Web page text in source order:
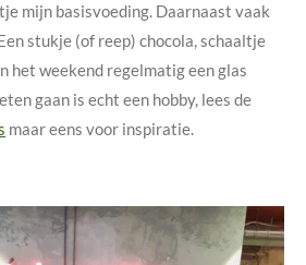
mijn basisvoeding. Daarnaast vaak
stukje (of reep) chocola, schaaltje
het weekend regelmatig een glas
gaan is echt een hobby, lees de
maar eens voor inspiratie.